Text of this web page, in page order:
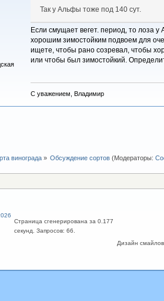
Так у Альфы тоже под 140 сут.
Если смущает вегет. период, то лоза
хорошим зимостойким подвоем для
ищете, чтобы рано созревал, чтобы
или чтобы был зимостойкий.
С уважением, Владимир
винограда» Обсуждение сортов(Модераторы:
Дизайн
Страница сгенерирована за 0.177
секунд. Запросов: 66.